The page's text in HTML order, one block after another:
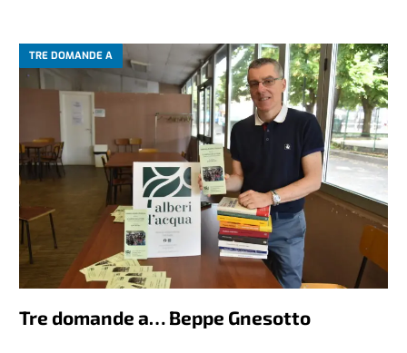
TRE DOMANDE A
Tre domande a… Beppe Gnesotto